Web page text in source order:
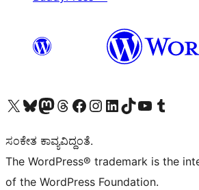
Visit our X (formerly Twitter) account
Visit our Bluesky account
Visit our Mastodon account
Visit our Threads account
Visit our Facebook page
Visit our Instagram account
Visit our LinkedIn account
Visit our TikTok account
Visit our YouTube channel
Visit our Tumblr
ಸಂಕೇತ ಕಾವ್ಯವಿದ್ದಂತೆ.
The WordPress® trademark is the
of the WordPress Foundation.